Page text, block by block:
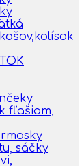
fľašiam,
sáčky